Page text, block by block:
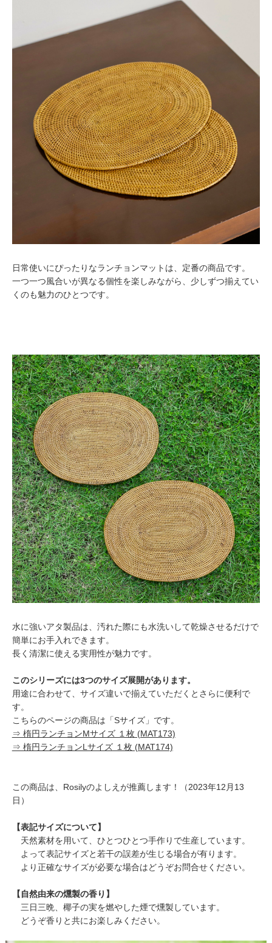
日常使いにぴったりなランチョンマットは、定番の商品です。
一つ一つ風合いが異なる個性を楽しみながら、少しずつ揃えてい
くのも魅力のひとつです。
水に強いアタ製品は、汚れた際にも水洗いして乾燥させるだけで
簡単にお手入れできます。
長く清潔に使える実用性が魅力です。
このシリーズには3つのサイズ展開があります。
用途に合わせて、サイズ違いで揃えていただくとさらに便利で
す。
こちらのページの商品は「Sサイズ」です。
⇒ 楕円ランチョンMサイズ １枚 (MAT173)
⇒ 楕円ランチョンLサイズ １枚 (MAT174)
この商品は、Rosilyのよしえが推薦します！（2023年12月13
日）
【表記サイズについて】
天然素材を用いて、ひとつひとつ手作りで生産しています。
よって表記サイズと若干の誤差が生じる場合が有ります。
より正確なサイズが必要な場合はどうぞお問合せください。
【自然由来の燻製の香り】
三日三晩、椰子の実を燃やした煙で燻製しています。
どうぞ香りと共にお楽しみください。